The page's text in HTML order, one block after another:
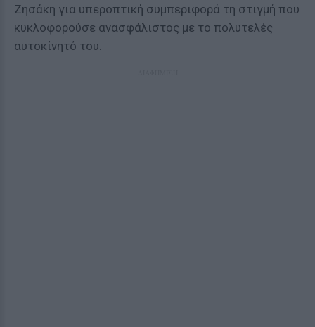
Ζησάκη για υπεροπτική συμπεριφορά τη στιγμή που
κυκλοφορούσε ανασφάλιστος με το πολυτελές
αυτοκίνητό του.